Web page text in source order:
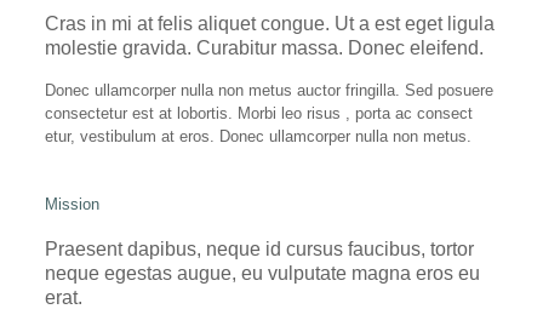
Cras in mi at felis aliquet congue. Ut a est eget ligula
molestie gravida. Curabitur massa. Donec eleifend.
Donec ullamcorper nulla non metus auctor fringilla. Sed posuere
consectetur est at lobortis. Morbi leo risus , porta ac consect
etur, vestibulum at eros. Donec ullamcorper nulla non metus.
Mission
Praesent dapibus, neque id cursus faucibus, tortor
neque egestas augue, eu vulputate magna eros eu
erat.